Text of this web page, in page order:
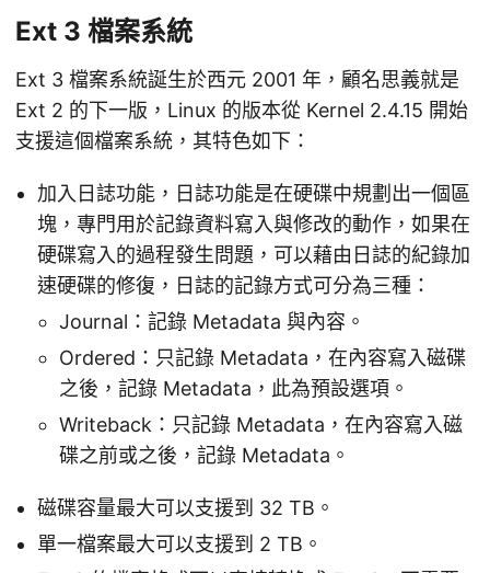
Ext 3 檔案系統
Ext 3 檔案系統誕生於西元 2001 年，顧名思義就是
Ext 2 的下一版，Linux 的版本從 Kernel 2.4.15 開始
支援這個檔案系統，其特色如下：
加入日誌功能，日誌功能是在硬碟中規劃出一個區
塊，專門用於記錄資料寫入與修改的動作，如果在
硬碟寫入的過程發生問題，可以藉由日誌的紀錄加
速硬碟的修復，日誌的記錄方式可分為三種：
Journal：記錄 Metadata 與內容。
Ordered：只記錄 Metadata，在內容寫入磁碟
之後，記錄 Metadata，此為預設選項。
Writeback：只記錄 Metadata，在內容寫入磁
碟之前或之後，記錄 Metadata。
磁碟容量最大可以支援到 32 TB。
單一檔案最大可以支援到 2 TB。